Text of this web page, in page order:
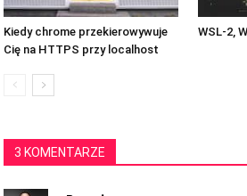
Kiedy chrome przekierowywuje
Cię na HTTPS przy localhost
WSL-2,
3 KOMENTARZE